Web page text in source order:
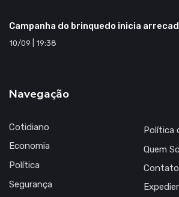
Campanha do brinquedo inicia
10/09 | 19:38
Navegação
Cotidiano
Economia
Política
Segurança
Política
Quem
Contato